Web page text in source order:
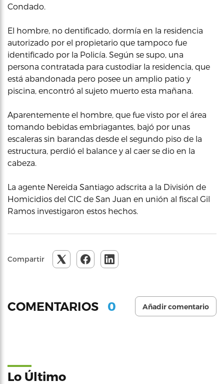
Condado.
El hombre, no dentificado, dormía en la residencia
autorizado por el propietario que tampoco fue
identificado por la Policía. Según se supo, una
persona contratada para custodiar la residencia, que
está abandonada pero posee un amplio patio y
piscina, encontró al sujeto muerto esta mañana.
Aparentemente el hombre, que fue visto por el área
tomando bebidas embriagantes, bajó por unas
escaleras sin barandas desde el segundo piso de la
estructura, perdió el balance y al caer se dio en la
cabeza.
La agente Nereida Santiago adscrita a la División de
Homicidios del CIC de San Juan en unión al fiscal Gil
Ramos investigaron estos hechos.
Compartir
COMENTARIOS 0 Añadir comentario
Lo Último